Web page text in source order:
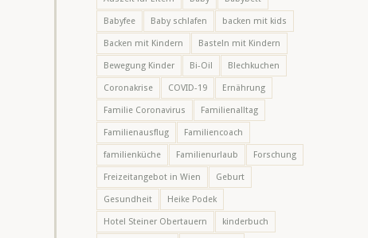
Babyfee Baby schlafen backen mit kids
Backen mit Kindern Basteln mit Kindern
Bewegung Kinder Bi-Oil Blechkuchen
Coronakrise COVID-19 Ernährung
Familie Coronavirus Familienalltag
Familienausflug Familiencoach
familienküche Familienurlaub Forschung
Freizeitangebot in Wien Geburt
Gesundheit Heike Podek
Hotel Steiner Obertauern kinderbuch